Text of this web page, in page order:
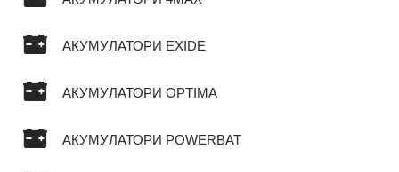
АКУМУЛАТОРИ EXIDE
АКУМУЛАТОРИ OPTIMA
АКУМУЛАТОРИ POWERBAT